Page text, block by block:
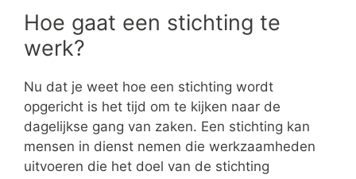
Hoe gaat een stichting te
werk?
Nu dat je weet hoe een stichting wordt
opgericht is het tijd om te kijken naar de
dagelijkse gang van zaken. Een stichting kan
mensen in dienst nemen die werkzaamheden
uitvoeren die het doel van de stichting